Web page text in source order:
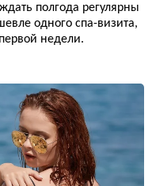
полгода регулярны
одного спа-визита,
недели.